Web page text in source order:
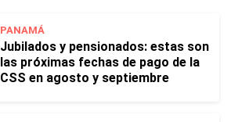
PANAMÁ
Jubilados y pensionados: estas son
las próximas fechas de pago de la
CSS en agosto y septiembre